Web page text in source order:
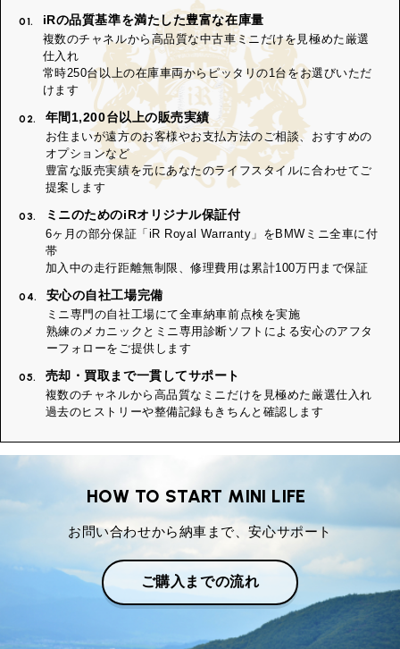
01. iRの品質基準を満たした豊富な在庫量
複数のチャネルから高品質な中古車ミニだけを見極めた厳選
仕入れ
常時250台以上の在庫車両からピッタリの1台をお選びいただ
けます
02. 年間1,200台以上の販売実績
お住まいが遠方のお客様やお支払方法のご相談、おすすめの
オプションなど
豊富な販売実績を元にあなたのライフスタイルに合わせてご
提案します
03. ミニのためのiRオリジナル保証付
6ヶ月の部分保証「iR Royal Warranty」をBMWミニ全車に付
帯
加入中の走行距離無制限、修理費用は累計100万円まで保証
04. 安心の自社工場完備
ミニ専門の自社工場にて全車納車前点検を実施
熟練のメカニックとミニ専用診断ソフトによる安心のアフタ
ーフォローをご提供します
05. 売却・買取まで一貫してサポート
複数のチャネルから高品質なミニだけを見極めた厳選仕入れ
過去のヒストリーや整備記録もきちんと確認します
HOW TO START MINI LIFE
お問い合わせから納車まで、安心サポート
ご購入までの流れ